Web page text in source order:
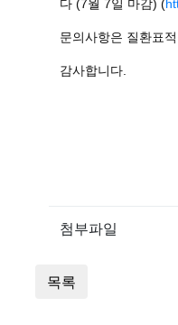
다 (7월 7일 마감) (
문의사항은 질환표
감사합니다
첨부파일